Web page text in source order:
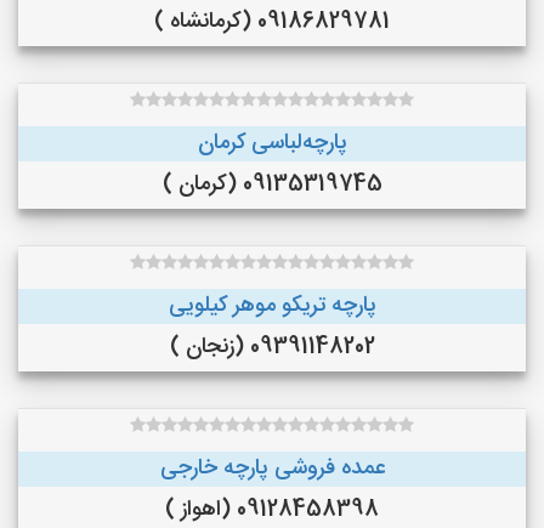
09186829781 (کرمانشاه )
پارچه‌لباسی کرمان
09135319745 (کرمان )
پارچه تریکو موهر کیلویی
09391148202 (زنجان )
عمده فروشی پارچه خارجی
09128458398 (اهواز )